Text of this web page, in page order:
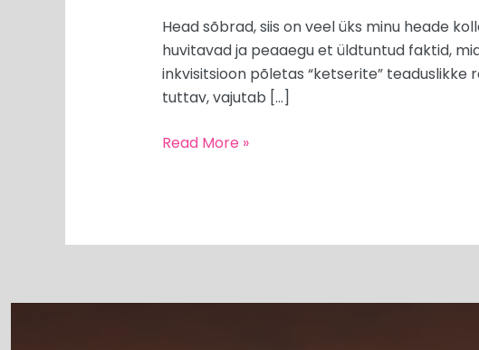
Head sõbrad, siis on veel üks minu heade
huvitavad ja peaaegu et üldtuntud faktid,
inkvisitsioon põletas “ketserite” teaduslikke
tuttav, vajutab […]
Read More »